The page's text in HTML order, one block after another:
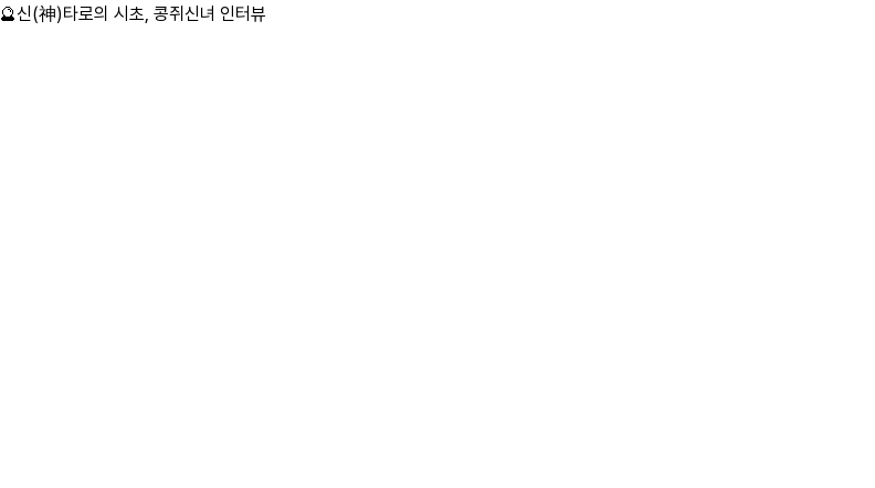
🔮신(神)타로의 시초, 콩쥐신녀 인터뷰